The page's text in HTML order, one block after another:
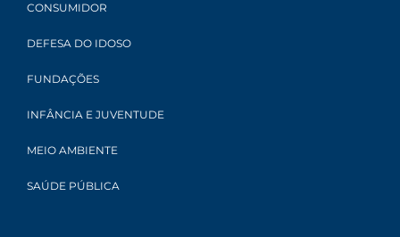
CONSUMIDOR
DEFESA DO IDOSO
FUNDAÇÕES
INFÂNCIA E JUVENTUDE
MEIO AMBIENTE
SAÚDE PÚBLICA